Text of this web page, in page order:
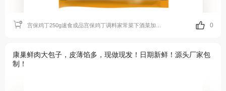
0
康巢鲜肉大包子，皮薄馅多，现做现发！日期新鲜！源头厂家包
制！